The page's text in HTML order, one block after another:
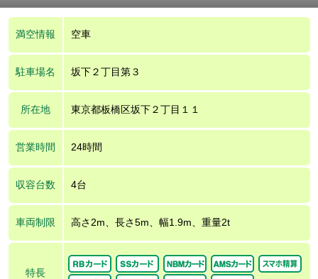
満空情報 空車
駐車場名 坂下２丁目第３
所在地 東京都板橋区坂下２丁目１１
営業時間 24時間
収容台数 4台
車両制限 高さ2m、長さ5m、幅1.9m、重量2t
特長